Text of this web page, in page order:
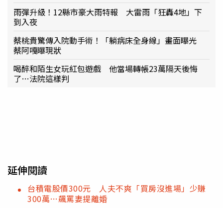
雨彈升級！12縣市豪大雨特報 大雷雨「狂轟4地」下
到入夜
蔡桃貴驚傳入院動手術！「躺病床全身線」畫面曝光
蔡阿嘎曝現狀
喝醉和陌生女玩紅包遊戲 他當場轉帳23萬隔天後悔
了…法院這樣判
延伸閱讀
台積電股價300元 人夫不爽「買房沒進場」少賺
300萬…飆罵妻提離婚